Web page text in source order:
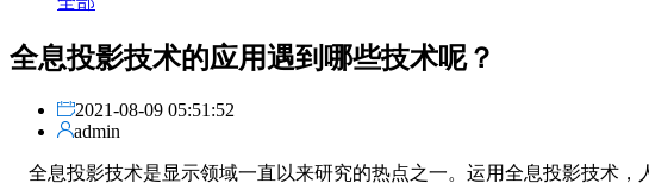
全息投影技术的应用遇到哪些技术呢？
2021-08-09 05:51:52
admin
全息投影技术是显示领域一直以来研究的热点之一。运用全息投影技术，